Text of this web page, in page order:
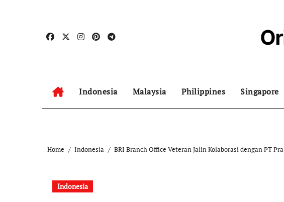
Indonesia Malaysia Philippines Singapore
Home Indonesia BRI Branch Office Veteran Jalin Kolaborasi dengan PT
Indonesia